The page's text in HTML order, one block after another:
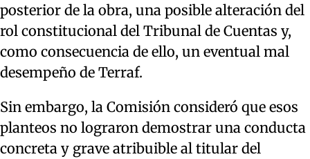
posterior de la obra, una posible alteración del
rol constitucional del Tribunal de Cuentas y,
como consecuencia de ello, un eventual mal
desempeño de Terraf.
Sin embargo, la Comisión consideró que esos
planteos no lograron demostrar una conducta
concreta y grave atribuible al titular del